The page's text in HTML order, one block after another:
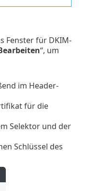
Fenster für DKIM-
“, um
im Header-
für die
Selektor und der
Schlüssel des